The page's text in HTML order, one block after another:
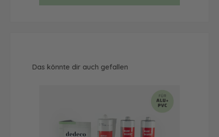
Produktgalerie überspringen
Das könnte dir auch gefallen